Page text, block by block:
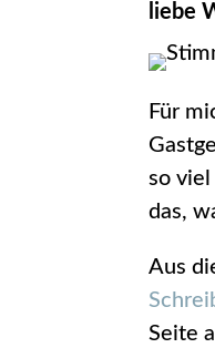
liebe
Für
so
das,
Aus
Seite